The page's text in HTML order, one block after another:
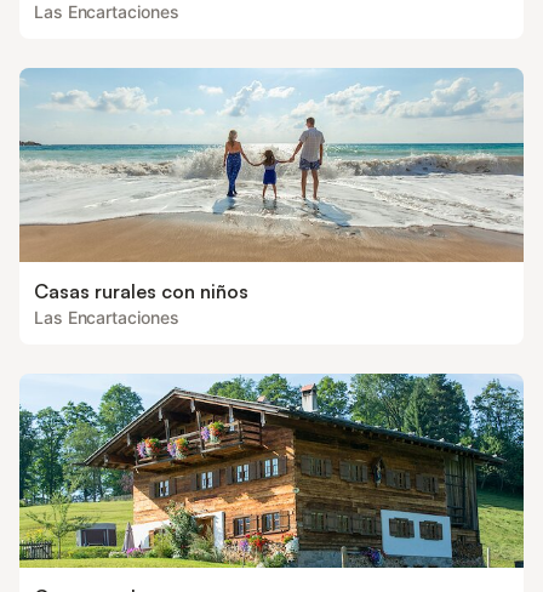
Las Encartaciones
Casas rurales con niños
Las Encartaciones